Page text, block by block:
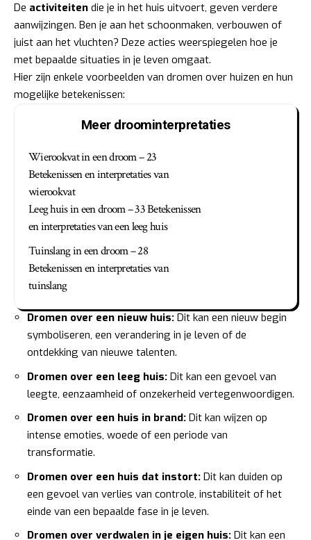
De activiteiten die je in het huis uitvoert, geven verdere
aanwijzingen. Ben je aan het schoonmaken, verbouwen of
juist aan het vluchten? Deze acties weerspiegelen hoe je
met bepaalde situaties in je leven omgaat.
Hier zijn enkele voorbeelden van dromen over huizen en hun
mogelijke betekenissen:
Meer droominterpretaties
Wierookvat in een droom – 23
Betekenissen en interpretaties van
wierookvat
Leeg huis in een droom – 33 Betekenissen
en interpretaties van een leeg huis
Tuinslang in een droom – 28
Betekenissen en interpretaties van
tuinslang
Dromen over een nieuw huis: Dit kan een nieuw begin
symboliseren, een verandering in je leven of de
ontdekking van nieuwe talenten.
Dromen over een leeg huis: Dit kan een gevoel van
leegte, eenzaamheid of onzekerheid vertegenwoordigen.
Dromen over een huis in brand: Dit kan wijzen op
intense emoties, woede of een periode van
transformatie.
Dromen over een huis dat instort: Dit kan duiden op
een gevoel van verlies van controle, instabiliteit of het
einde van een bepaalde fase in je leven.
Dromen over verdwalen in je eigen huis: Dit kan een